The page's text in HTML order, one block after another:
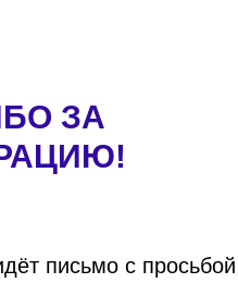
ЗА
письмо с просьбой